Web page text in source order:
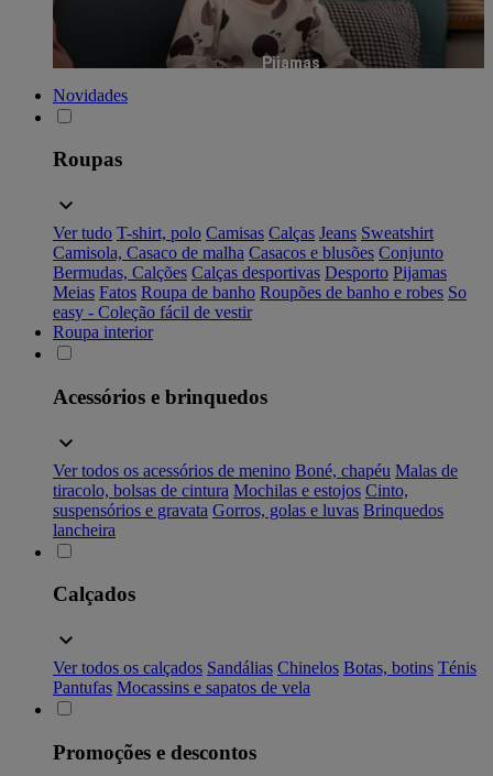
Pijamas
Novidades
Roupas
Ver tudo T-shirt, polo Camisas Calças Jeans Sweatshirt
Camisola, Casaco de malha Casacos e blusões Conjunto
Bermudas, Calções Calças desportivas Desporto Pijamas
Meias Fatos Roupa de banho Roupões de banho e robes So
easy - Coleção fácil de vestir
Roupa interior
Acessórios e brinquedos
Ver todos os acessórios de menino Boné, chapéu Malas de
tiracolo, bolsas de cintura Mochilas e estojos Cinto,
suspensórios e gravata Gorros, golas e luvas Brinquedos
lancheira
Calçados
Ver todos os calçados Sandálias Chinelos Botas, botins Ténis
Pantufas Mocassins e sapatos de vela
Promoções e descontos